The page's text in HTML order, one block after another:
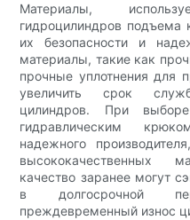
Материалы,
гидроцилиндров
их безопасности и
материалы, такие как
прочные уплотнения для
увеличить срок
цилиндров. При
гидравлическим
надежного
высококачественных
качество заранее могут
в долгосрочной
преждевременный износ